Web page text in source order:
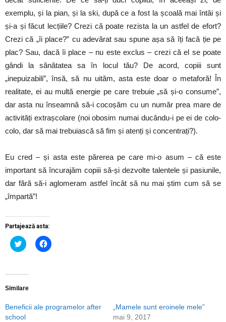
exemplu, și la pian, și la ski, după ce a fost la școală mai întâi și
și-a și făcut lecțiile? Crezi că poate rezista la un astfel de efort?
Crezi că „îi place?” cu adevărat sau spune așa să îți facă ție pe
plac? Sau, dacă îi place – nu este exclus – crezi că el se poate
gândi la sănătatea sa în locul tău? De acord, copiii sunt
„inepuizabili”, însă, să nu uităm, asta este doar o metaforă! În
realitate, ei au multă energie pe care trebuie „să și-o consume”,
dar asta nu înseamnă să-i cocoșăm cu un număr prea mare de
activități extrașcolare (noi obosim numai ducându-i pe ei de colo-
colo, dar să mai trebuiască să fim și atenți și concentrați?).
Eu cred – și asta este părerea pe care mi-o asum – că este
important să încurajăm copiii să-și dezvolte talentele și pasiunile,
dar fără să-i aglomeram astfel încât să nu mai știm cum să se
„împartă”!
Partajează asta:
Dă
clic
pe
deschide
fereastră
nouă)
Dă
clic
fereastră
Similare
Beneficii ale programelor after
school
„Mamele sunt eroinele mele”
mai 9, 2017